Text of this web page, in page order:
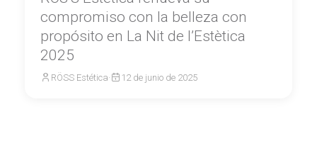
compromiso con la belleza con
propósito en La Nit de l’Estètica
2025
RÖSS Estética· 12 de junio de 2025